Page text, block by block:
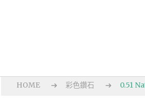
HOME 彩色鑽石 0.51